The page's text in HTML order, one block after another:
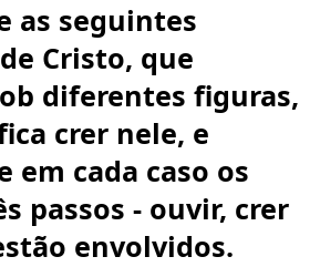
as seguintes
Cristo, que
diferentes figuras,
crer nele, e
em cada caso os
passos - ouvir, crer
envolvidos.